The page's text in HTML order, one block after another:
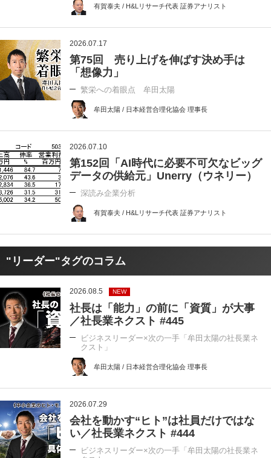
有賀泰夫 / H&Lリサーチ代表 証券アナリスト
2026.07.17
第75回 売り上げを伸ばす決め手は
「想像力」
繁栄への着眼点 牟田太陽
牟田太陽 / 日本経営合理化協会 理事長
2026.07.10
第152回「AI時代に必要不可欠なビッグ
データの供給元」Unerry（ウネリー）
深読み企業分析
有賀泰夫 / H&Lリサーチ代表 証券アナリスト
"リーダー"タグのコラム
2026.08.5 NEW
社長は「能力」の前に「資質」が大事
／社長業ネクスト #445
ビジネスリーダー×次の一手「牟田太陽の社長業ネ
クスト」
牟田太陽 / 日本経営合理化協会 理事長
2026.07.29
会社を動かす“ヒト”は社員だけではな
い／社長業ネクスト #444
ビジネスリーダー×次の一手「牟田太陽の社長業ネ